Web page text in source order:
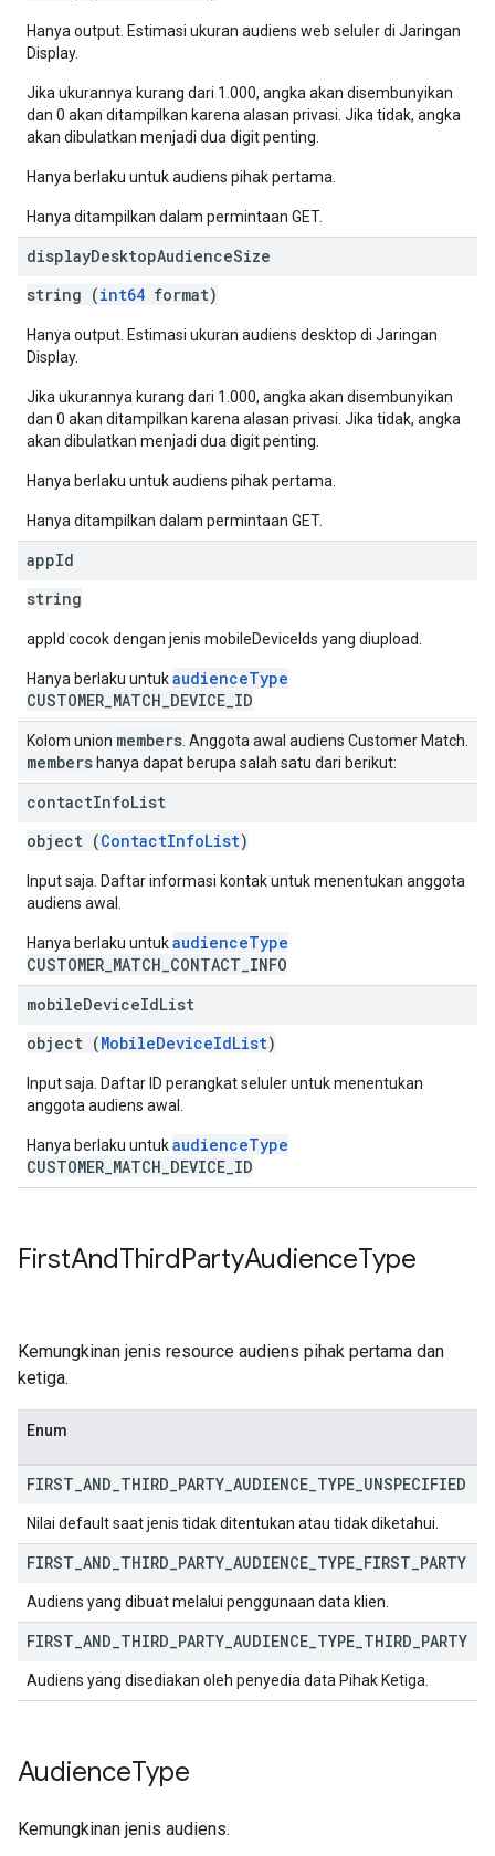
Hanya output. Estimasi ukuran audiens web seluler di Jaringan
Display.
Jika ukurannya kurang dari 1.000, angka akan disembunyikan
dan 0 akan ditampilkan karena alasan privasi. Jika tidak, angka
akan dibulatkan menjadi dua digit penting.
Hanya berlaku untuk audiens pihak pertama.
Hanya ditampilkan dalam permintaan GET.
displayDesktopAudienceSize
string (int64 format)
Hanya output. Estimasi ukuran audiens desktop di Jaringan
Display.
Jika ukurannya kurang dari 1.000, angka akan disembunyikan
dan 0 akan ditampilkan karena alasan privasi. Jika tidak, angka
akan dibulatkan menjadi dua digit penting.
Hanya berlaku untuk audiens pihak pertama.
Hanya ditampilkan dalam permintaan GET.
appId
string
appId cocok dengan jenis mobileDeviceIds yang diupload.
Hanya berlaku untukaudienceType
CUSTOMER_MATCH_DEVICE_ID
Kolom union members . Anggota awal audiens Customer Match.
members hanya dapat berupa salah satu dari berikut:
contactInfoList
object (ContactInfoList)
Input saja. Daftar informasi kontak untuk menentukan anggota
audiens awal.
Hanya berlaku untukaudienceType
CUSTOMER_MATCH_CONTACT_INFO
mobileDeviceIdList
object (MobileDeviceIdList)
Input saja. Daftar ID perangkat seluler untuk menentukan
anggota audiens awal.
Hanya berlaku untukaudienceType
CUSTOMER_MATCH_DEVICE_ID
FirstAndThirdPartyAudienceType
Kemungkinan jenis resource audiens pihak pertama dan
ketiga.
Enum
FIRST AND THIRD PARTY AUDIENCE TYPE UNSPECIFIED
Nilai default saat jenis tidak ditentukan atau tidak diketahui.
FIRST AND THIRD PARTY AUDIENCE TYPE FIRST PARTY
Audiens yang dibuat melalui penggunaan data klien.
FIRST AND THIRD PARTY AUDIENCE TYPE THIRD PARTY
Audiens yang disediakan oleh penyedia data Pihak Ketiga.
AudienceType
Kemungkinan jenis audiens.